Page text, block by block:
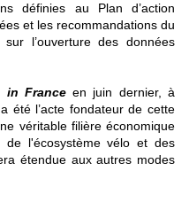
définies au Plan d’action
et les recommandations du
l’ouverture des données
in France en juin dernier, à
été l’acte fondateur de cette
véritable filière économique
l'écosystème vélo et des
étendue aux autres modes